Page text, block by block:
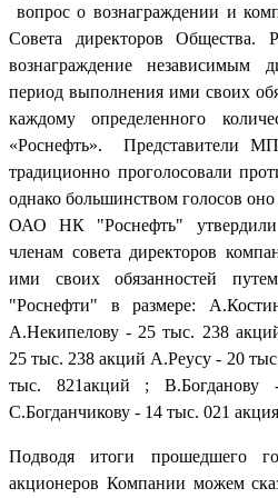
вопрос о вознаграждении и
Совета директоров Общества.
вознаграждение независимым
период выполнения ими своих
каждому определенного
«Роснефть». Представители
традиционно проголосовали
однако большинством голосов
ОАО НК "Роснефть" утвердили
членам совета директоров
ими своих обязанностей
"Роснефти" в размере:
А.Некипелову - 25 тыс. 238
25 тыс. 238 акций А.Реусу - 20
тыс. 821акций ;
С.Богданчикову - 14 тыс. 021
Подводя итоги прошедшего
акционеров Компании можем